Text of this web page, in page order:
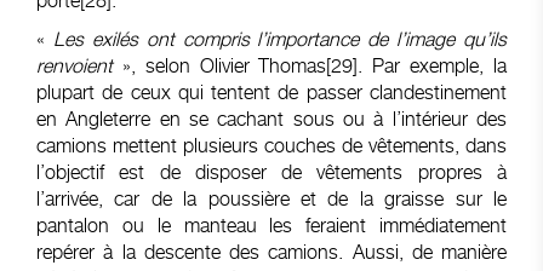
« Les exilés ont compris l’importance de l’image qu’ils
renvoient», selon Olivier Thomas[29]. Par exemple, la
plupart de ceux qui tentent de passer clandestinement
en Angleterre en se cachant sous ou à l’intérieur des
camions mettent plusieurs couches de vêtements, dans
l’objectif est de disposer de vêtements propres à
l’arrivée, car de la poussière et de la graisse sur le
pantalon ou le manteau les feraient immédiatement
repérer à la descente des camions. Aussi, de manière